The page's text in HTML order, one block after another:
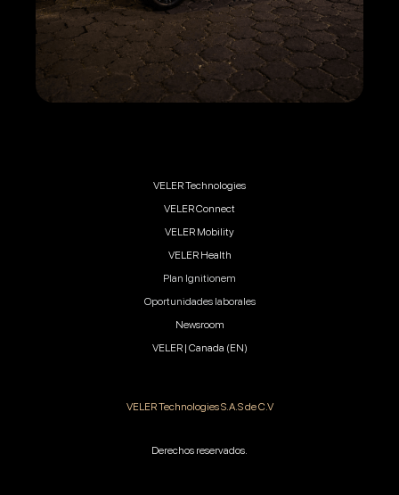
VELER Technologies
VELER Connect
VELER Mobility
VELER Health
Plan Ignitionem
Oportunidades laborales
Newsroom
VELER | Canada (EN)
VELER Technologies S.A.S de C.V
Derechos reservados.